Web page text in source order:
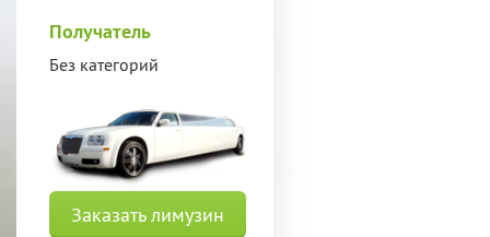
Получатель
Без категорий
Заказать лимузин